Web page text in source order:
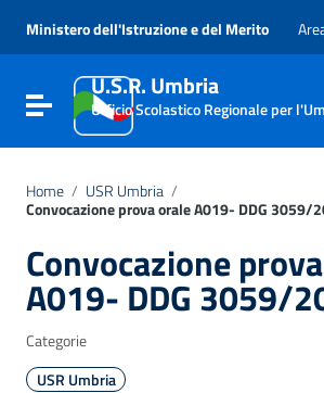
Vai al menu di navigazione
Vai al footer
Ministero dell'Istruzione e del Merito
Attiva / disattiva la navigazione
U.S.R. Umbria
Ufficio Scolastico Regionale per
Home / USR Umbria /
Convocazione prova orale A019- DDG 3059/
Convocazione
A019- DDG 3059/
Categorie
USR Umbria